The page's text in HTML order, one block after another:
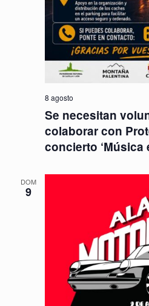
Se necesitan
colaborar con
concierto ‘Música
8 agosto
DOM
9